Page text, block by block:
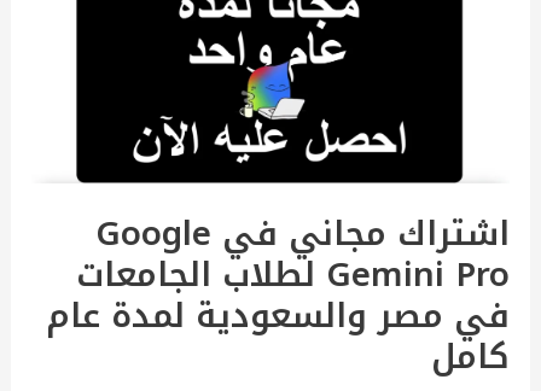
اشتراك مجاني في Google
Gemini Pro لطلاب الجامعات
في مصر والسعودية لمدة عام
كامل
لطلاب
الجامعات
مصر
والسعودية
لمدة